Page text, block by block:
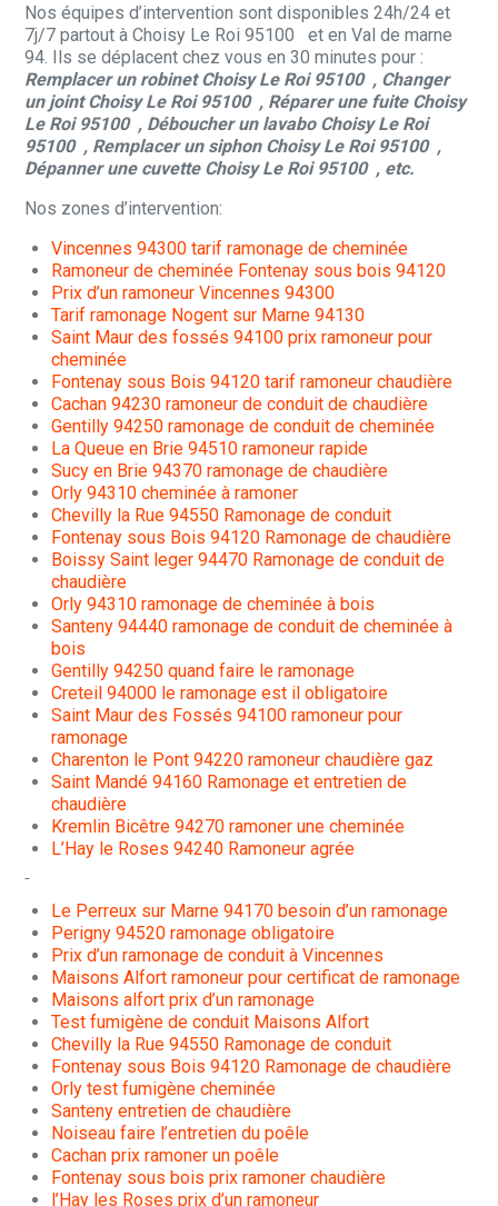
Nos équipes d’intervention sont disponibles 24h/24 et
7j/7 partout à Choisy Le Roi 95100 et en Val de marne
94. Ils se déplacent chez vous en 30 minutes pour :
Remplacer un robinet Choisy Le Roi 95100 , Changer
un joint Choisy Le Roi 95100 , Réparer une fuite Choisy
Le Roi 95100 , Déboucher un lavabo Choisy Le Roi
95100 , Remplacer un siphon Choisy Le Roi 95100 ,
Dépanner une cuvette Choisy Le Roi 95100 , etc.
Nos zones d’intervention:
Vincennes 94300 tarif ramonage de cheminée
Ramoneur de cheminée Fontenay sous bois 94120
Prix d’un ramoneur Vincennes 94300
Tarif ramonage Nogent sur Marne 94130
Saint Maur des fossés 94100 prix ramoneur pour
cheminée
Fontenay sous Bois 94120 tarif ramoneur chaudière
Cachan 94230 ramoneur de conduit de chaudière
Gentilly 94250 ramonage de conduit de cheminée
La Queue en Brie 94510 ramoneur rapide
Sucy en Brie 94370 ramonage de chaudière
Orly 94310 cheminée à ramoner
Chevilly la Rue 94550 Ramonage de conduit
Fontenay sous Bois 94120 Ramonage de chaudière
Boissy Saint leger 94470 Ramonage de conduit de
chaudière
Orly 94310 ramonage de cheminée à bois
Santeny 94440 ramonage de conduit de cheminée à
bois
Gentilly 94250 quand faire le ramonage
Creteil 94000 le ramonage est il obligatoire
Saint Maur des Fossés 94100 ramoneur pour
ramonage
Charenton le Pont 94220 ramoneur chaudière gaz
Saint Mandé 94160 Ramonage et entretien de
chaudière
Kremlin Bicêtre 94270 ramoner une cheminée
L’Hay le Roses 94240 Ramoneur agrée
Le Perreux sur Marne 94170 besoin d’un ramonage
Perigny 94520 ramonage obligatoire
Prix d’un ramonage de conduit à Vincennes
Maisons Alfort ramoneur pour certificat de ramonage
Maisons alfort prix d’un ramonage
Test fumigène de conduit Maisons Alfort
Chevilly la Rue 94550 Ramonage de conduit
Fontenay sous Bois 94120 Ramonage de chaudière
Orly test fumigène cheminée
Santeny entretien de chaudière
Noiseau faire l’entretien du poêle
Cachan prix ramoner un poêle
Fontenay sous bois prix ramoner chaudière
l’Hay les Roses prix d’un ramoneur